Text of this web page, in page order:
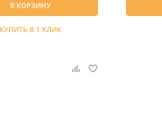
В КОРЗИНУ
КУПИТЬ В 1 КЛИК